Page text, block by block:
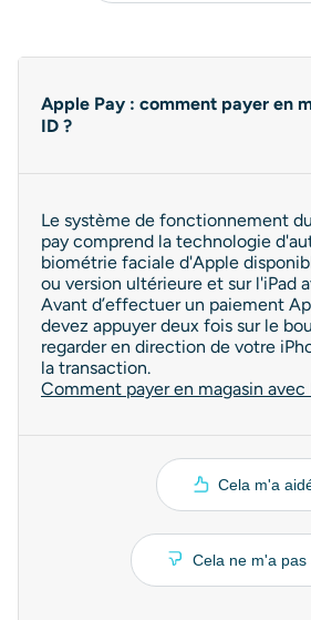
Apple Pay : comment payer en
ID ?
Le système de fonctionnement
pay comprend la technologie
biométrie faciale d'Apple
ou version ultérieure et sur l'iPad
Avant d’effectuer un paiement
devez appuyer deux fois sur le
regarder en direction de votre
la transaction.
Comment payer en magasin avec
Cela m'a
Cela ne m'a pas